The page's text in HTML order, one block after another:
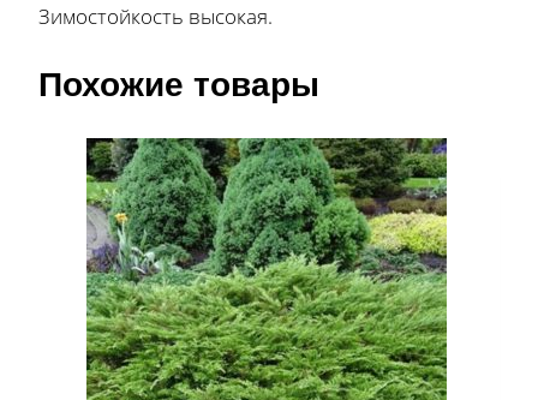
Зимостойкость высокая.
Похожие товары